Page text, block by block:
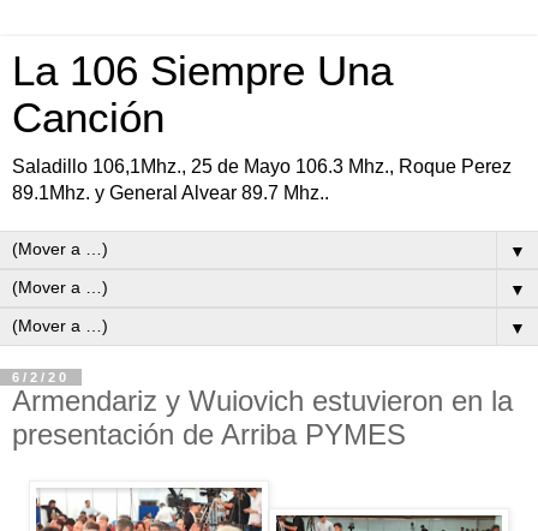
La 106 Siempre Una
Canción
Saladillo 106,1Mhz., 25 de Mayo 106.3 Mhz., Roque Perez
89.1Mhz. y General Alvear 89.7 Mhz..
▼
▼
▼
6/2/20
Armendariz y Wuiovich estuvieron en la
presentación de Arriba PYMES